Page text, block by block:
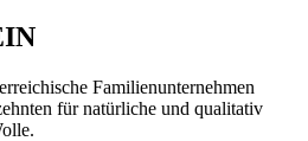
Familienunternehmen
für natürliche und qualitativ